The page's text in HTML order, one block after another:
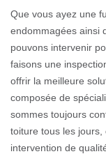
Que vous ayez une
endommagées ainsi
pouvons intervenir
faisons une
offrir la meilleure
composée de
sommes toujours
toiture tous les
intervention de